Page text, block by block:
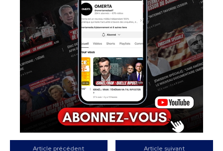
Article précédent Article suivant